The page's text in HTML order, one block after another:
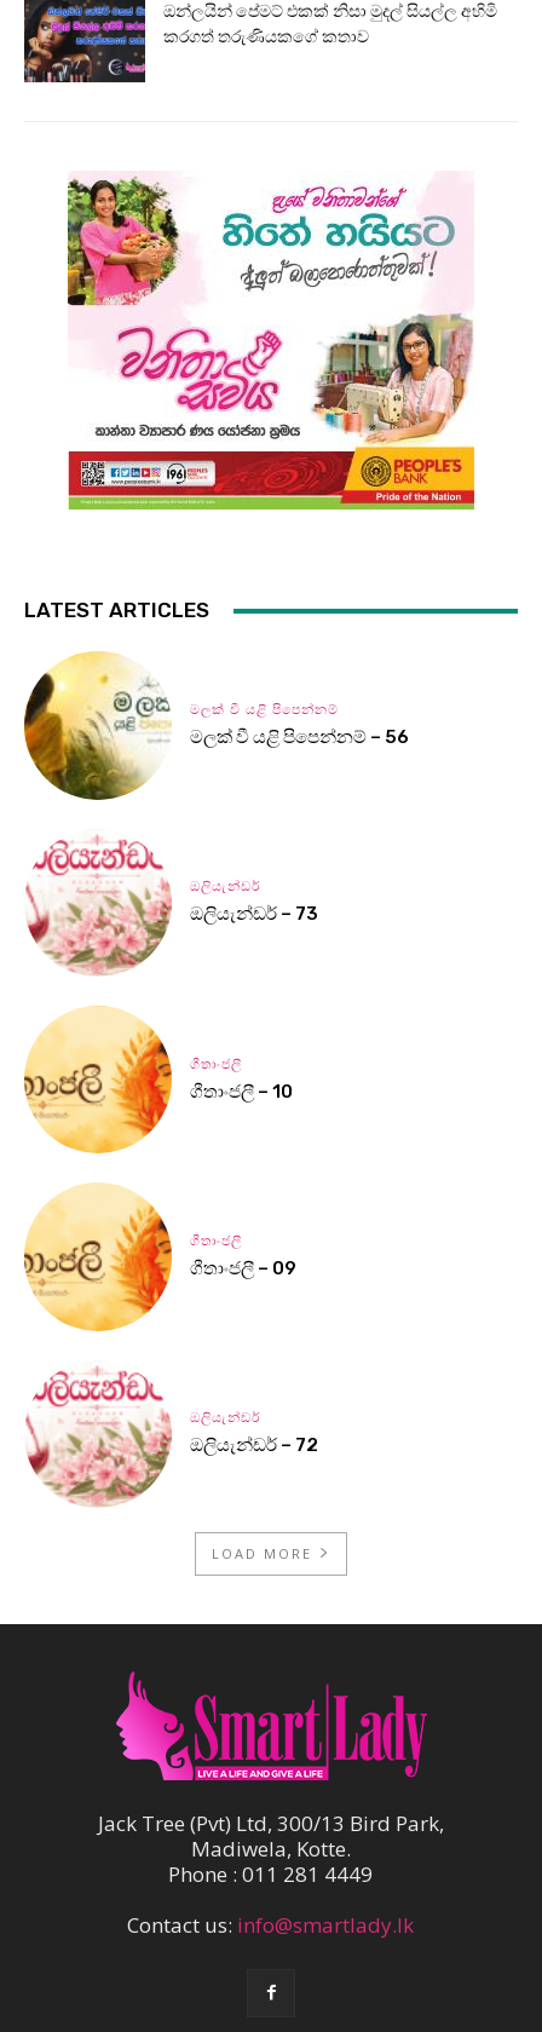
ඔන්ලයින් පේමට් එකක් නිසා මුදල් සියල්ල අහිමි
කරගත් තරුණියකගේ කතාව
LATEST ARTICLES
මලක් වී යළි පිපෙන්නම්
මලක් වී යළි පිපෙන්නම් – 56
ඔලියැන්ඩර්
ඔලියැන්ඩර් – 73
ගීතාංජලී
ගීතාංජලී – 10
ගීතාංජලී
ගීතාංජලී – 09
ඔලියැන්ඩර්
ඔලියැන්ඩර් – 72
LOAD MORE
Jack Tree (Pvt) Ltd, 300/13 Bird Park,
Madiwela, Kotte.
Phone : 011 281 4449
Contact us: info@smartlady.lk